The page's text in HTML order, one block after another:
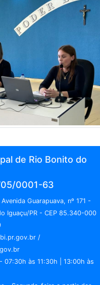
de Rio Bonito do
0001-63
Guarapuava, nº 171 -
Iguaçu/PR - CEP 85.340-000
/
07:30h às 11:30h | 13:00h às